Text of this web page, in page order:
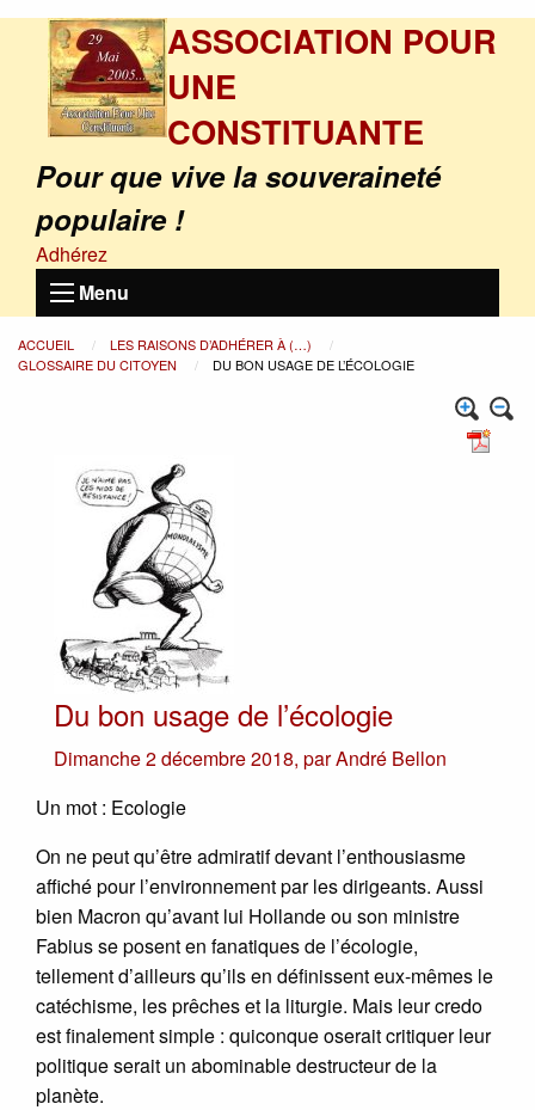
ASSOCIATION POUR
UNE
CONSTITUANTE
Pour que vive la souveraineté
populaire !
Adhérez
Menu
ACCUEIL
LES RAISONS D’ADHÉRER À (…)
GLOSSAIRE DU CITOYEN
DU BON USAGE DE L’ÉCOLOGIE
Du bon usage de l’écologie
Dimanche 2 décembre 2018, parAndré Bellon
Un mot : Ecologie
On ne peut qu’être admiratif devant l’enthousiasme
affiché pour l’environnement par les dirigeants. Aussi
bien Macron qu’avant lui Hollande ou son ministre
Fabius se posent en fanatiques de l’écologie,
tellement d’ailleurs qu’ils en définissent eux-mêmes le
catéchisme, les prêches et la liturgie. Mais leur credo
est finalement simple : quiconque oserait critiquer leur
politique serait un abominable destructeur de la
planète.